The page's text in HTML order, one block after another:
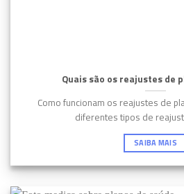
Quais são os reajustes de
Como funcionam os reajustes de
diferentes tipos de
SAIBA MAIS